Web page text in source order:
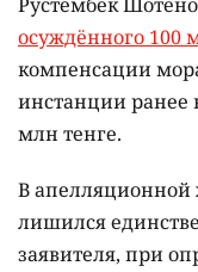
осуждённого 100
компенсации
инстанции ранее
млн тенге.
В апелляционной
лишился
заявителя, при